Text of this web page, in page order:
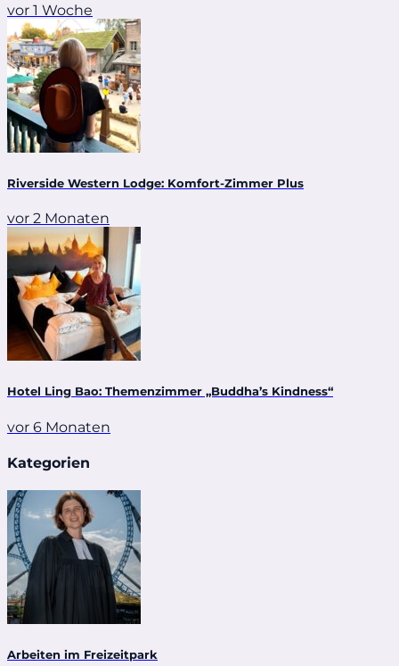
vor 1 Woche
Riverside Western Lodge: Komfort-Zimmer Plus
vor 2 Monaten
Hotel Ling Bao: Themenzimmer „Buddha’s Kindness“
vor 6 Monaten
Kategorien
Arbeiten im Freizeitpark